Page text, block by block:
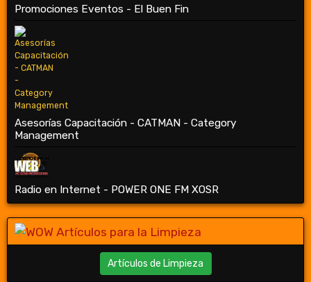
Promociones Eventos - El Buen Fin
Asesorías Capacitación - CATMAN - Category
Management
Radio en Internet - POWER ONE FM XOSR
Artículos de Limpieza